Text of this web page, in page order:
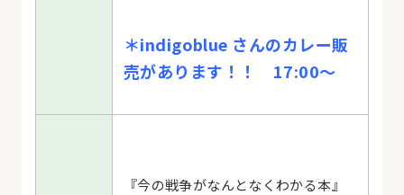
＊indigoblue さんのカレー販
売があります！！ 17:00～
『今の戦争がなんとなくわかる本』